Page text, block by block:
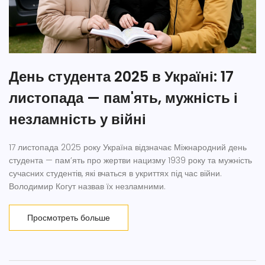
День студента 2025 в Україні: 17
листопада — пам'ять, мужність і
незламність у війні
17 листопада 2025 року Україна відзначає Міжнародний день
студента — пам’ять про жертви нацизму 1939 року та мужність
сучасних студентів, які вчаться в укриттях під час війни.
Володимир Когут назвав їх незламними.
Просмотреть больше